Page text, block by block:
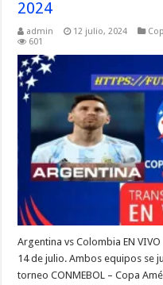
2024
admin 12 julio, 2024
601
Argentina vs Colombia EN
14 de julio. Ambos equipos se
torneo CONMEBOL – Copa